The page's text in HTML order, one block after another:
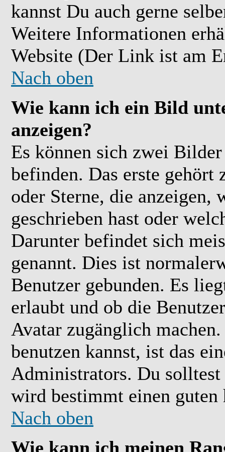
kannst Du auch gerne
Weitere Informationen
Website (Der Link ist am
Nach oben
Wie kann ich ein Bild
anzeigen?
Es können sich zwei
befinden. Das erste gehört
oder Sterne, die anzeigen,
geschrieben hast oder
Darunter befindet sich
genannt. Dies ist
Benutzer gebunden. Es
erlaubt und ob die
Avatar zugänglich
benutzen kannst, ist das
Administrators. Du
wird bestimmt einen guten
Nach oben
Wie kann ich meinen